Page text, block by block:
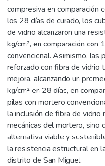
compresiva en comparación
los 28 días de curado, los
de vidrio alcanzaron una
kg/cm², en comparación
convencional. Asimismo, las
reforzado con fibra de vidrio
mejora, alcanzando un
kg/cm² en 28 días, en
pilas con mortero
la inclusión de fibra de
mecánicas del mortero, sino
alternativa viable y
la resistencia estructural en
distrito de San Miguel.